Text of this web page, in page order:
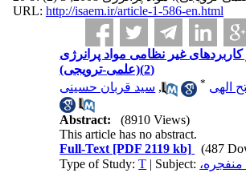
URL: http://isaem.ir/article-1-586-en.html
غیر نظامی مواد پرانرژی
(2)(علمی-ترویجی)
الهی *
, سید قربان حسینی
Abstract:
(8910 Views)
This article has no abstract.
Full-Text [PDF 2119 kb]
(487
Type of Study:T | Subject: منفجره،